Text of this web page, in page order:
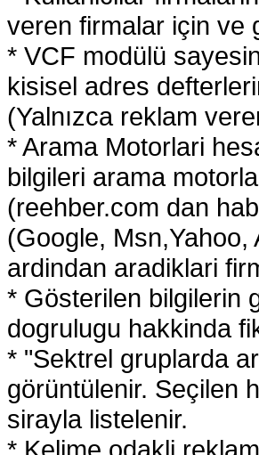
veren firmalar için ve
* VCF modülü
kisisel adres
(Yalnızca reklam
* Arama Motorlari
bilgileri arama
(reehber.com dan
(Google,
ardindan aradiklari
* Gösterilen bilgilerin
dogrulugu hakkinda
* "Sektrel gruplarda
görüntülenir. Seçilen
sirayla listelenir.